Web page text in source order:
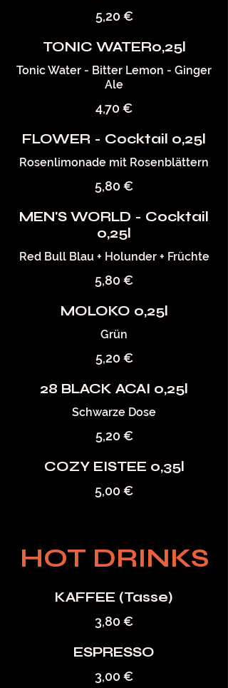
5,20 €
TONIC WATER0,25l
Tonic Water - Bitter Lemon - Ginger
Ale
4,70 €
FLOWER - Cocktail 0,25l
Rosenlimonade mit Rosenblättern
5,80 €
MEN'S WORLD - Cocktail
0,25l
Red Bull Blau + Holunder + Früchte
5,80 €
MOLOKO 0,25l
Grün
5,20 €
28 BLACK ACAI 0,25l
Schwarze Dose
5,20 €
COZY EISTEE 0,35l
5,00 €
HOT DRINKS
KAFFEE (Tasse)
3,80 €
ESPRESSO
3,00 €